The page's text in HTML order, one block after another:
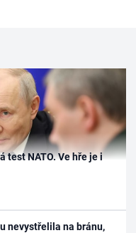
test NATO. Ve hře je i
nevystřelila na bránu,